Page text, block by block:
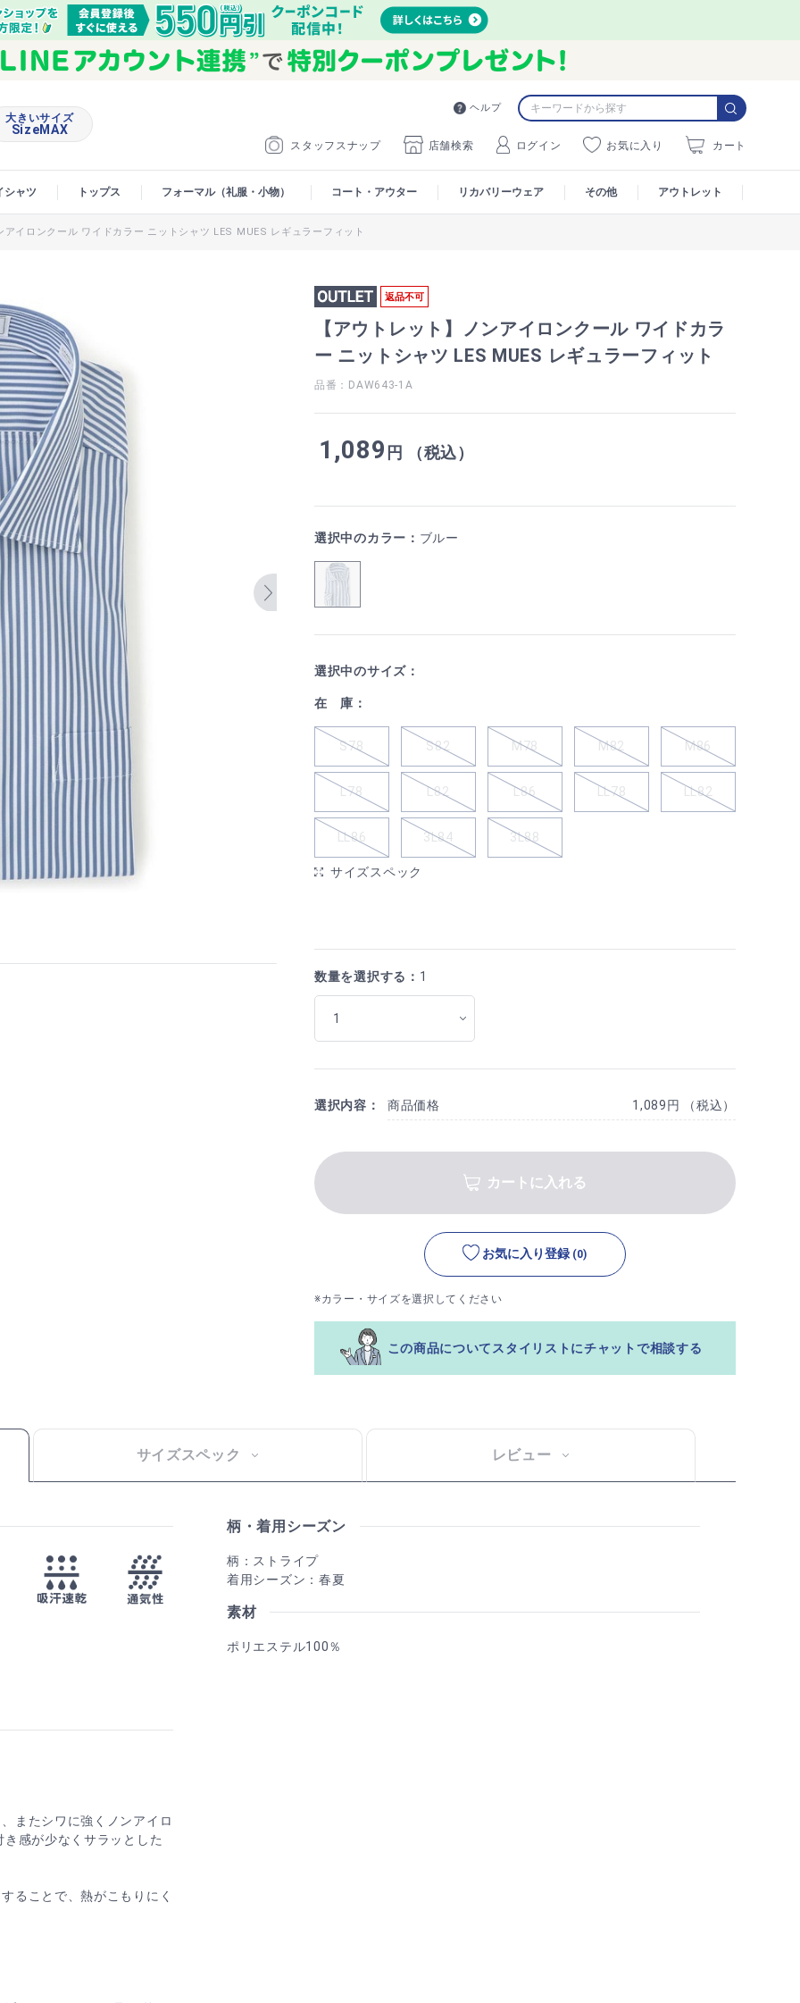
ヘルプ
スタッフスナップ 店舗検索 ログイン お気に入り カート
大きいサイズ
SizeMAX
シャツ トップス フォーマル（礼服・小物） コート・アウター リカバリーウェア その他 アウトレット
アイロンクール ワイドカラー ニットシャツ LES MUES レギュラーフィット
返品不可
【アウトレット】ノンアイロンクール ワイドカラ
ー ニットシャツ LES MUES レギュラーフィット
品番：DAW643-1A
1,089 円 （税込）
選択中のカラー： ブルー
選択中のサイズ：
在 庫：
S78 S82 M78 M82 M86
L78 L82 L86 LL78 LL82
LL86 3L84 3L88
サイズスペック
数量を選択する： 1
選択内容： 商品価格 1,089円 （税込）
カートに入れる
お気に入り登録 (0)
※カラー・サイズを選択してください
この商品についてスタイリストにチャットで相談する
サイズスペック レビュー
またシワに強くノンアイロ
感が少なくサラッとした
ることで、熱がこもりにく
柄・着用シーズン
柄：ストライプ
着用シーズン：春夏
素材
ポリエステル100％